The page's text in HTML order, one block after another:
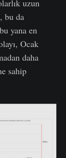
uzun
bu da
yana en
Ocak
daha
sahip